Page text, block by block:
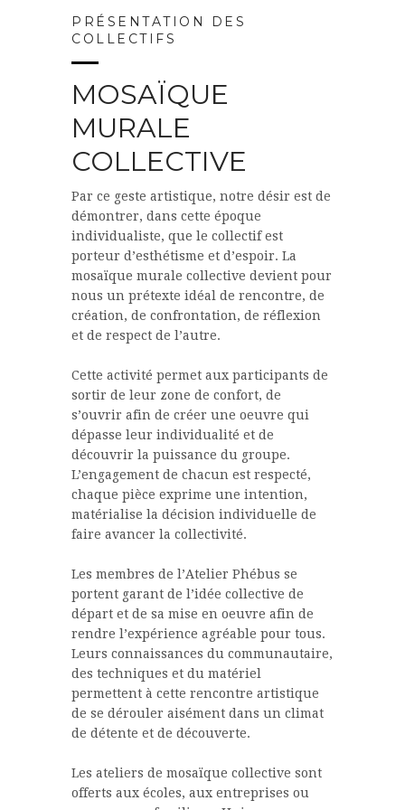
PRÉSENTATION DES
COLLECTIFS
MOSAÏQUE
MURALE
COLLECTIVE
Par ce geste artistique, notre désir est de
démontrer, dans cette époque
individualiste, que le collectif est
porteur d’esthétisme et d’espoir. La
mosaïque murale collective devient pour
nous un prétexte idéal de rencontre, de
création, de confrontation, de réflexion
et de respect de l’autre.
Cette activité permet aux participants de
sortir de leur zone de confort, de
s’ouvrir afin de créer une oeuvre qui
dépasse leur individualité et de
découvrir la puissance du groupe.
L’engagement de chacun est respecté,
chaque pièce exprime une intention,
matérialise la décision individuelle de
faire avancer la collectivité.
Les membres de l’Atelier Phébus se
portent garant de l’idée collective de
départ et de sa mise en oeuvre afin de
rendre l’expérience agréable pour tous.
Leurs connaissances du communautaire,
des techniques et du matériel
permettent à cette rencontre artistique
de se dérouler aisément dans un climat
de détente et de découverte.
Les ateliers de mosaïque collective sont
offerts aux écoles, aux entreprises ou